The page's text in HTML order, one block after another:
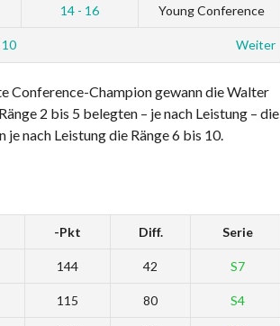
14 - 16 Young Conference
10 Weiter
Conference-Champion gewann die Walter
2 bis 5 belegten – je nach Leistung – die
nach Leistung die Ränge 6 bis 10.
-Pkt Diff. Serie
144 42 S7
115 80 S4